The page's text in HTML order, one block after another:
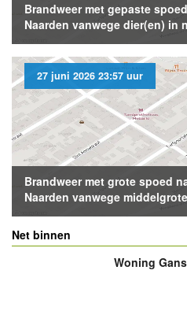
Brandweer met gepaste
Naarden vanwege dier(en) in
27 juni 2026 23:57 uur
Brandweer met grote spoed
Naarden vanwege
Net binnen
Woning